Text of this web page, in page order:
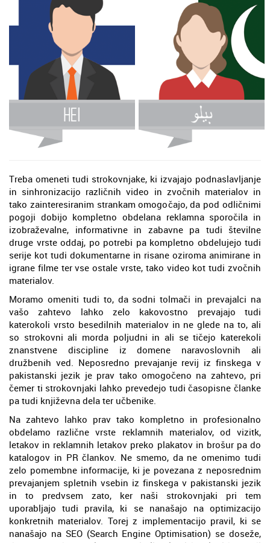
Treba omeneti tudi strokovnjake, ki izvajajo podnaslavljanje
in sinhronizacijo različnih video in zvočnih materialov in
tako zainteresiranim strankam omogočajo, da pod odličnimi
pogoji dobijo kompletno obdelana reklamna sporočila in
izobraževalne, informativne in zabavne pa tudi številne
druge vrste oddaj, po potrebi pa kompletno obdelujejo tudi
serije kot tudi dokumentarne in risane oziroma animirane in
igrane filme ter vse ostale vrste, tako video kot tudi zvočnih
materialov.
Moramo omeniti tudi to, da sodni tolmači in prevajalci na
vašo zahtevo lahko zelo kakovostno prevajajo tudi
katerokoli vrsto besedilnih materialov in ne glede na to, ali
so strokovni ali morda poljudni in ali se tičejo katerekoli
znanstvene discipline iz domene naravoslovnih ali
družbenih ved. Neposredno prevajanje revij iz finskega v
pakistanski jezik je prav tako omogočeno na zahtevo, pri
čemer ti strokovnjaki lahko prevedejo tudi časopisne članke
pa tudi književna dela ter učbenike.
Na zahtevo lahko prav tako kompletno in profesionalno
obdelamo različne vrste reklamnih materialov, od vizitk,
letakov in reklamnih letakov preko plakatov in brošur pa do
katalogov in PR člankov. Ne smemo, da ne omenimo tudi
zelo pomembne informacije, ki je povezana z neposrednim
prevajanjem spletnih vsebin iz finskega v pakistanski jezik
in to predvsem zato, ker naši strokovnjaki pri tem
uporabljajo tudi pravila, ki se nanašajo na optimizacijo
konkretnih materialov. Torej z implementacijo pravil, ki se
nanašajo na SEO (Search Engine Optimisation) se doseže,